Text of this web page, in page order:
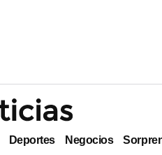
Deportes Negocios